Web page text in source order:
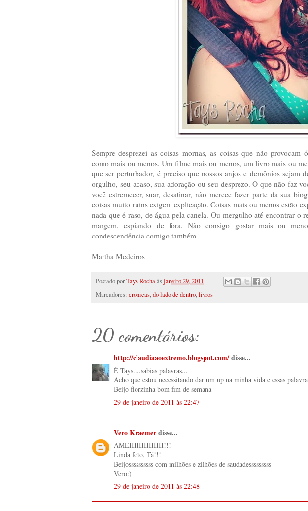
Sempre desprezei as coisas mornas, as coisas que não provocam
como mais ou menos. Um filme mais ou menos, um livro mais ou
que ser perturbador, é preciso que nossos anjos e demônios sejam
orgulho, seu acaso, sua adoração ou seu desprezo. O que não faz
você estremecer, suar, desatinar, não merece fazer parte da sua
coisas muito ruins exigem explicação. Coisas mais ou menos estão
nada que é raso, de água pela canela. Ou mergulho até encontrar o
margem, espiando de fora. Não consigo gostar mais ou
condescendência comigo também...
Martha Medeiros
Postado porTays Rochaàsjaneiro 29, 2011
Marcadores: cronicas,do lado de dentro,livros
20 comentários:
http://claudiaaoextremo.blogspot.com/disse...
É Tays....sabias palavras...
Acho que estou necessitando dar um up na minha vida e essas
Beijo florzinha bom fim de semana
29 de janeiro de 2011 às 22:47
Vero Kraemerdisse...
AMEIIIIIIIIIIIIII!!!
Linda foto, Tá!!!
Beijossssssssss com milhões e zilhões de saudadesssssssss
Vero:)
29 de janeiro de 2011 às 22:48